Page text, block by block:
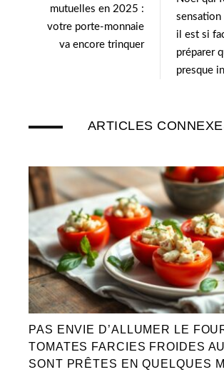
mutuelles en 2025 :
votre porte-monnaie
va encore trinquer
sensation
il est si
préparer
presque
ARTICLES
PAS ENVIE D’ALLUMER LE
TOMATES FARCIES FROIDES
SONT PRÊTES EN QUELQUES